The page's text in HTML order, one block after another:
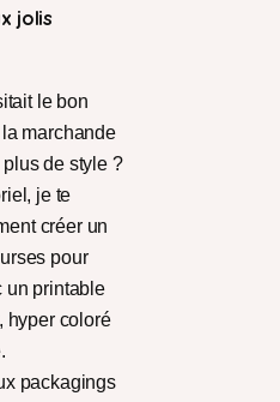
jolis
le bon
marchande
de style ?
je te
créer un
pour
un printable
hyper coloré
packagings